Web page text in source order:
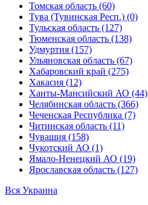
Томская область (60)
Тува (Тувинская Респ.) (0)
Тульская область (127)
Тюменская область (138)
Удмуртия (157)
Ульяновская область (67)
Хабаровский край (275)
Хакасия (12)
Ханты-Мансийский АО (44)
Челябинская область (366)
Чеченская Республика (7)
Читинская область (11)
Чувашия (158)
Чукотский АО (1)
Ямало-Ненецкий АО (19)
Ярославская область (127)
Вся Украина